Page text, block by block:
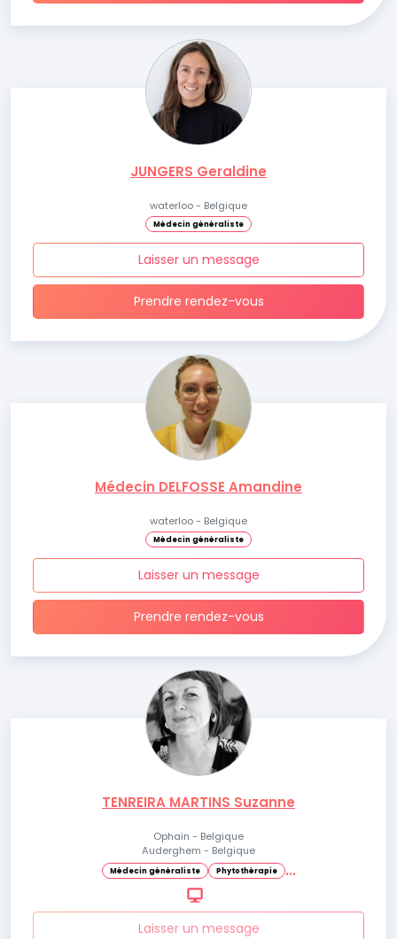
JUNGERS Geraldine
waterloo - Belgique
Médecin généraliste
Laisser un message
Prendre rendez-vous
Médecin DELFOSSE Amandine
waterloo - Belgique
Médecin généraliste
Laisser un message
Prendre rendez-vous
TENREIRA MARTINS Suzanne
Ophain - Belgique
Auderghem - Belgique
Médecin généraliste Phytothérapie ...
Laisser un message